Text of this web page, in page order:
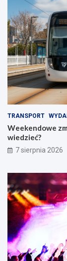
TRANSPORT
Weekendowe
wiedzieć?
7 sierpnia 2026